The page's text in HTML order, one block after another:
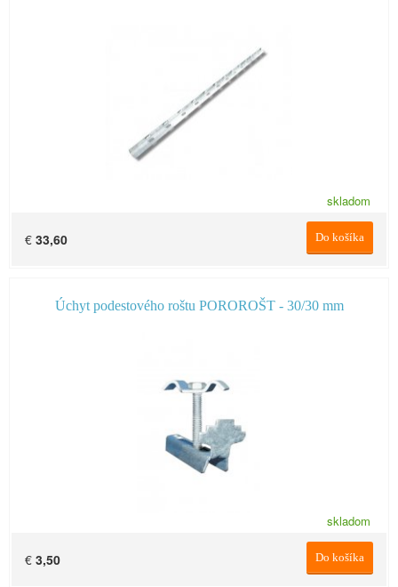
skladom
Do košíka
€ 33,60
Úchyt podestového roštu POROROŠT - 30/30 mm
skladom
Do košíka
€ 3,50